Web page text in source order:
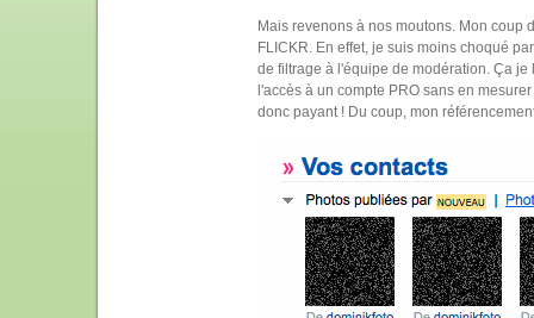
Mais revenons à nos moutons. Mon coup
FLICKR. En effet, je suis moins choqué
de filtrage à l'équipe de modération. Ça
l'accès à un compte PRO sans en
donc payant ! Du coup, mon